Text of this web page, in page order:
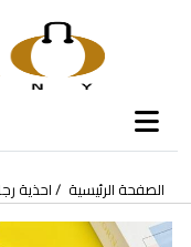
الصفحة الرئيسية احذية